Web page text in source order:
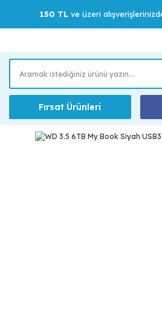
150 TLve üzeri
Fırsat Ürünleri